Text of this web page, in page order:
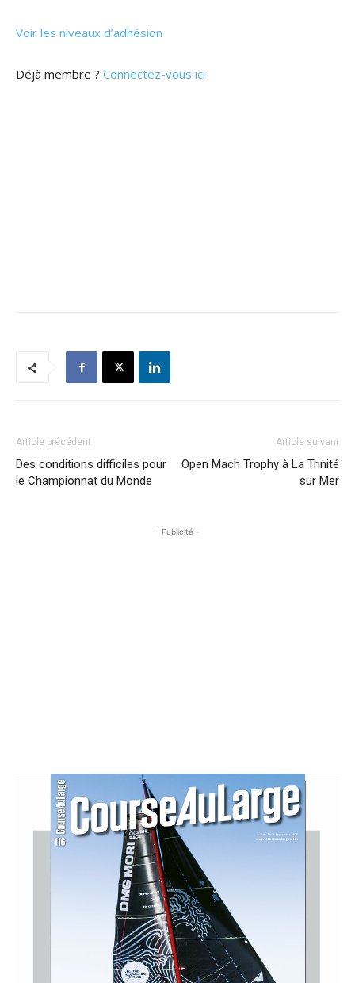
Voir les niveaux d’adhésion
Déjà membre ? Connectez-vous ici
Article précédent
Des conditions difficiles pour
le Championnat du Monde
Article suivant
Open Mach Trophy à La Trinité
sur Mer
- Publicité -